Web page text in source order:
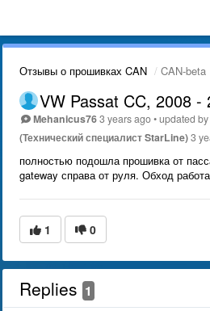
Отзывы о прошивках CAN CAN-beta
VW Passat CC, 2008 -
Mehanicus763 years ago•updated
(Технический специалист StarLine)3
полностью подошла прошивка от
gateway справа от руля. Обход
1 0
Replies 1